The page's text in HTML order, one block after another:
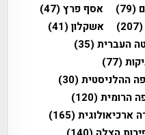
(79) אסף פרץ(47)
(207) אשקלון(41)
העברית(35)
(77)
ההלניסטית(30)
הרומית(120)
ארכיאולוגית(165)